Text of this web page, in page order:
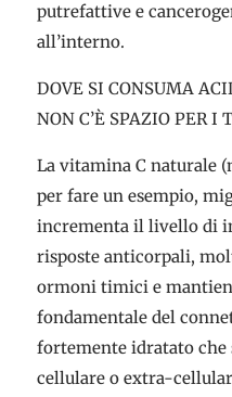
putrefattive e
all’interno.
DOVE SI CONSUMA
NON C’È SPAZIO PER I
La vitamina C naturale
per fare un esempio,
incrementa il livello di
risposte anticorpali,
ormoni timici e
fondamentale del
fortemente idratato
cellulare o extra-